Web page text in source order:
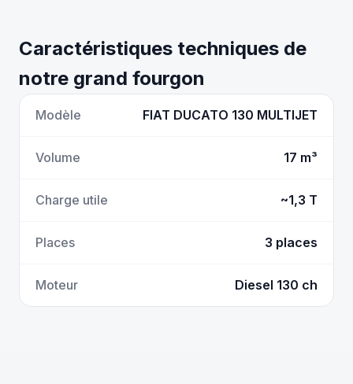
Caractéristiques techniques de
notre grand fourgon
Modèle FIAT DUCATO 130 MULTIJET
Volume 17 m³
Charge utile ~1,3 T
Places 3 places
Moteur Diesel 130 ch